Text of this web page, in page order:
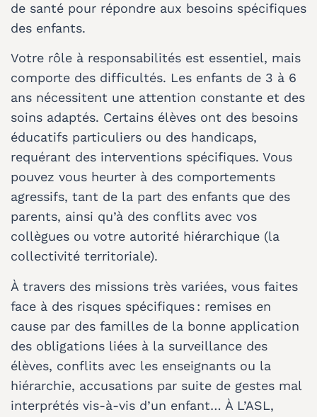
de santé pour répondre aux besoins spécifiques
des enfants.
Votre rôle à responsabilités est essentiel, mais
comporte des difficultés. Les enfants de 3 à 6
ans nécessitent une attention constante et des
soins adaptés. Certains élèves ont des besoins
éducatifs particuliers ou des handicaps,
requérant des interventions spécifiques. Vous
pouvez vous heurter à des comportements
agressifs, tant de la part des enfants que des
parents, ainsi qu’à des conflits avec vos
collègues ou votre autorité hiérarchique (la
collectivité territoriale).
À travers des missions très variées, vous faites
face à des risques spécifiques : remises en
cause par des familles de la bonne application
des obligations liées à la surveillance des
élèves, conflits avec les enseignants ou la
hiérarchie, accusations par suite de gestes mal
interprétés vis-à-vis d’un enfant… À L’ASL,